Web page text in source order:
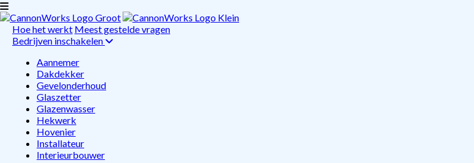
Hoe het werkt Meest gestelde vragen
Bedrijven inschakelen
Aannemer
Dakdekker
Gevelonderhoud
Glaszetter
Glazenwasser
Hekwerk
Hovenier
Installateur
Interieurbouwer